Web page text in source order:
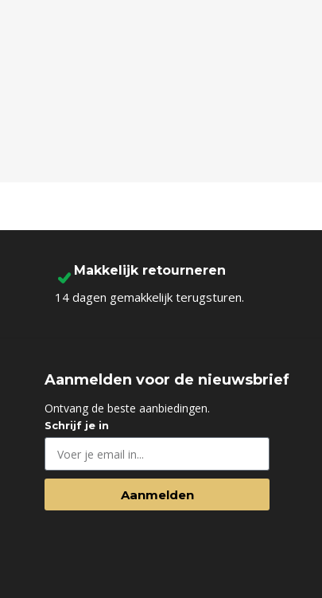
Makkelijk retourneren
14 dagen gemakkelijk terugsturen.
Aanmelden voor de nieuwsbrief
Ontvang de beste aanbiedingen.
Schrijf je in
Aanmelden